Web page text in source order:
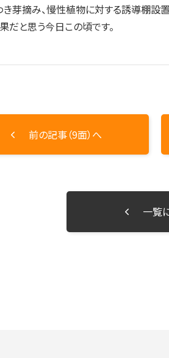
芽摘み、慢性植物に対する誘導棚設
だと思う今日この頃です。
前の記事（9面）へ
一覧